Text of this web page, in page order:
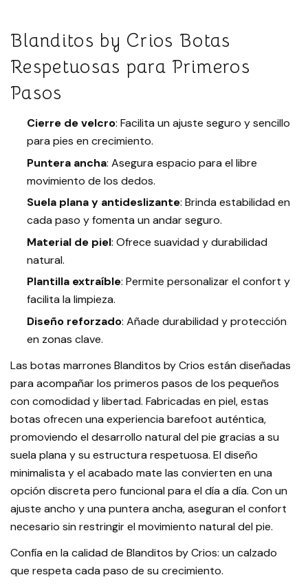
Blanditos by Crios Botas
Respetuosas para Primeros
Pasos
Cierre de velcro: Facilita un ajuste seguro y sencillo
para pies en crecimiento.
Puntera ancha: Asegura espacio para el libre
movimiento de los dedos.
Suela plana y antideslizante: Brinda estabilidad en
cada paso y fomenta un andar seguro.
Material de piel: Ofrece suavidad y durabilidad
natural.
Plantilla extraíble: Permite personalizar el confort y
facilita la limpieza.
Diseño reforzado: Añade durabilidad y protección
en zonas clave.
Las botas marrones Blanditos by Crios están diseñadas
para acompañar los primeros pasos de los pequeños
con comodidad y libertad. Fabricadas en piel, estas
botas ofrecen una experiencia barefoot auténtica,
promoviendo el desarrollo natural del pie gracias a su
suela plana y su estructura respetuosa. El diseño
minimalista y el acabado mate las convierten en una
opción discreta pero funcional para el día a día. Con un
ajuste ancho y una puntera ancha, aseguran el confort
necesario sin restringir el movimiento natural del pie.
Confía en la calidad de Blanditos by Crios: un calzado
que respeta cada paso de su crecimiento.